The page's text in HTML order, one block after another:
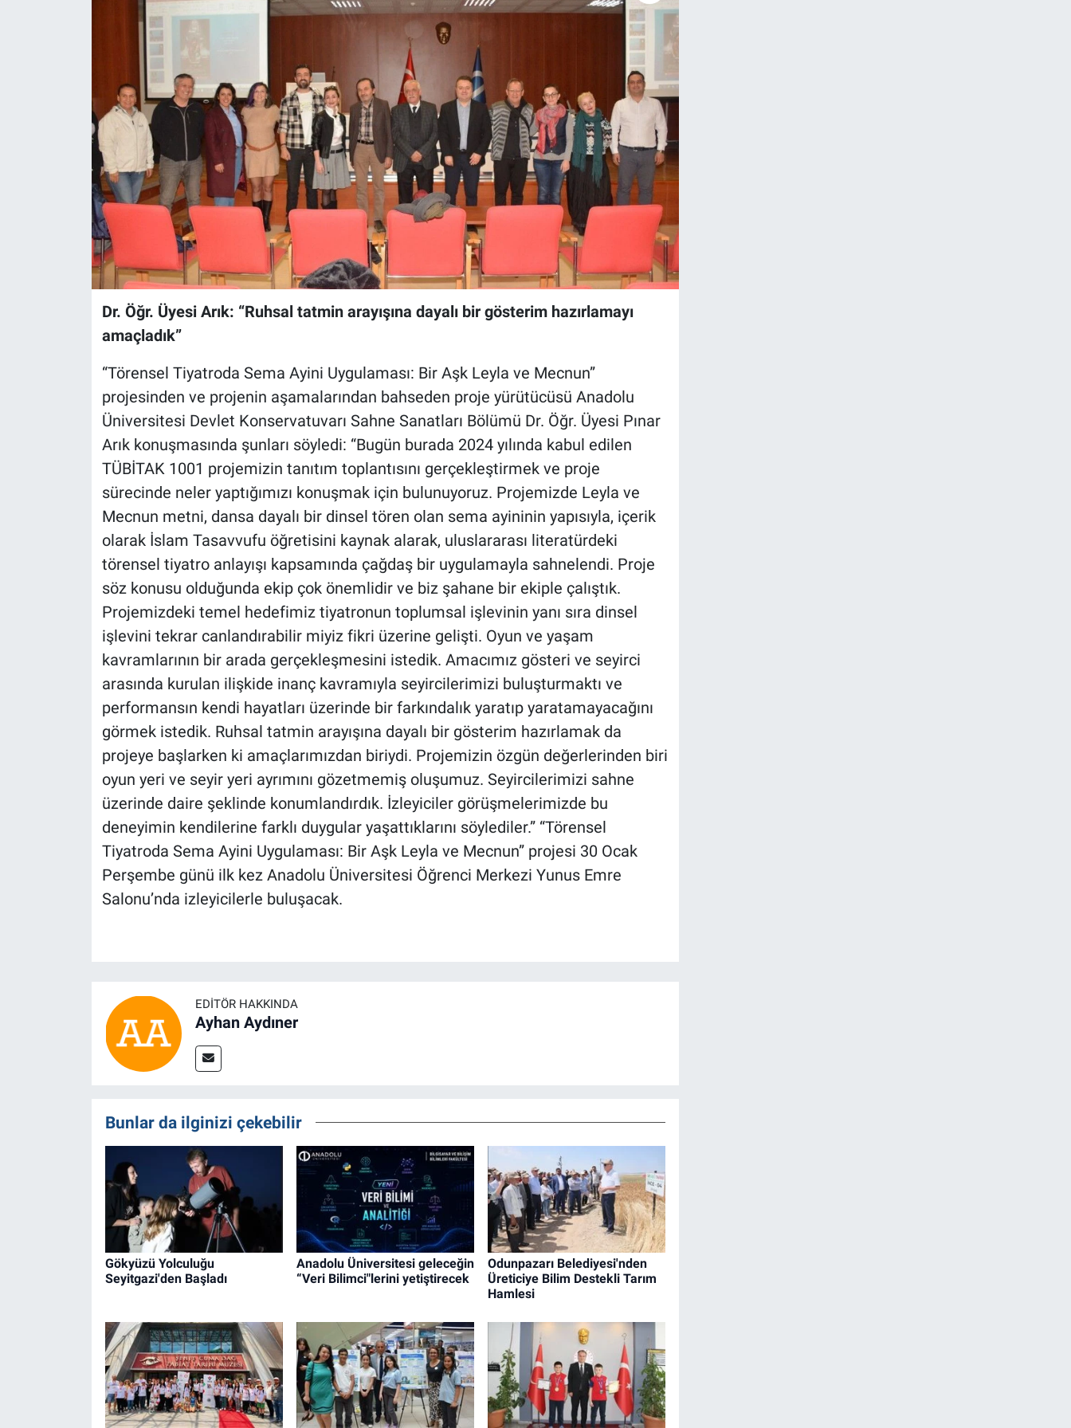
Dr. Öğr. Üyesi Arık: “Ruhsal tatmin arayışına dayalı bir gösterim hazırlamayı
amaçladık”
“Törensel Tiyatroda Sema Ayini Uygulaması: Bir Aşk Leyla ve Mecnun”
projesinden ve projenin aşamalarından bahseden proje yürütücüsü Anadolu
Üniversitesi Devlet Konservatuvarı Sahne Sanatları Bölümü Dr. Öğr. Üyesi Pınar
Arık konuşmasında şunları söyledi: “Bugün burada 2024 yılında kabul edilen
TÜBİTAK 1001 projemizin tanıtım toplantısını gerçekleştirmek ve proje
sürecinde neler yaptığımızı konuşmak için bulunuyoruz. Projemizde Leyla ve
Mecnun metni, dansa dayalı bir dinsel tören olan sema ayininin yapısıyla, içerik
olarak İslam Tasavvufu öğretisini kaynak alarak, uluslararası literatürdeki
törensel tiyatro anlayışı kapsamında çağdaş bir uygulamayla sahnelendi. Proje
söz konusu olduğunda ekip çok önemlidir ve biz şahane bir ekiple çalıştık.
Projemizdeki temel hedefimiz tiyatronun toplumsal işlevinin yanı sıra dinsel
işlevini tekrar canlandırabilir miyiz fikri üzerine gelişti. Oyun ve yaşam
kavramlarının bir arada gerçekleşmesini istedik. Amacımız gösteri ve seyirci
arasında kurulan ilişkide inanç kavramıyla seyircilerimizi buluşturmaktı ve
performansın kendi hayatları üzerinde bir farkındalık yaratıp yaratamayacağını
görmek istedik. Ruhsal tatmin arayışına dayalı bir gösterim hazırlamak da
projeye başlarken ki amaçlarımızdan biriydi. Projemizin özgün değerlerinden biri
oyun yeri ve seyir yeri ayrımını gözetmemiş oluşumuz. Seyircilerimizi sahne
üzerinde daire şeklinde konumlandırdık. İzleyiciler görüşmelerimizde bu
deneyimin kendilerine farklı duygular yaşattıklarını söylediler.” “Törensel
Tiyatroda Sema Ayini Uygulaması: Bir Aşk Leyla ve Mecnun” projesi 30 Ocak
Perşembe günü ilk kez Anadolu Üniversitesi Öğrenci Merkezi Yunus Emre
Salonu’nda izleyicilerle buluşacak.
EDITÖR HAKKINDA
Ayhan Aydıner
Bunlar da ilginizi çekebilir
Gökyüzü Yolculuğu
Seyitgazi'den Başladı
Anadolu Üniversitesi geleceğin
“Veri Bilimci"lerini yetiştirecek
Odunpazarı Belediyesi'nden
Üreticiye Bilim Destekli Tarım
Hamlesi